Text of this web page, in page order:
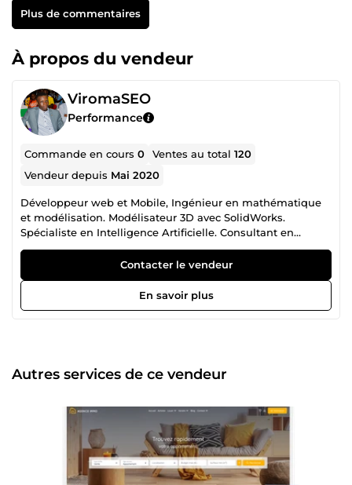
Plus de commentaires
À propos du vendeur
ViromaSEO
Performance
Commande en cours0 Ventes au total120
Vendeur depuis Mai 2020
Développeur web et Mobile, Ingénieur en mathématique
et modélisation. Modélisateur 3D avec SolidWorks.
Spécialiste en Intelligence Artificielle. Consultant en
Référencement Naturel (SEO).
Contacter le vendeur
En savoir plus
Autres services de ce vendeur